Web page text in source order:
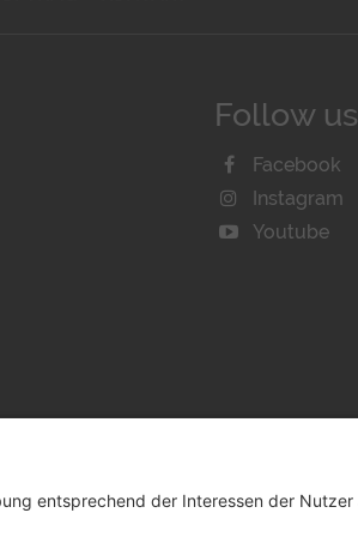
Follow us
Facebook
Instagram
Youtube
GmbH